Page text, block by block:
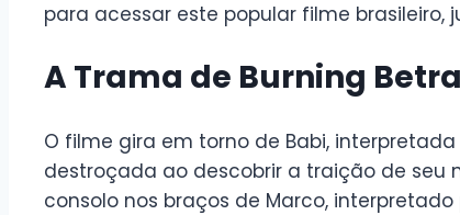
para acessar este popular filme
A Trama de Burning
O filme gira em torno de Babi,
destroçada ao descobrir a traição de seu
consolo nos braços de Marco,